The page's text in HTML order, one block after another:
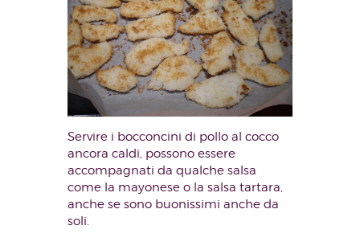
Servire i bocconcini di pollo al cocco
ancora caldi, possono essere
accompagnati da qualche salsa
come la mayonese o la salsa tartara,
anche se sono buonissimi anche da
soli.